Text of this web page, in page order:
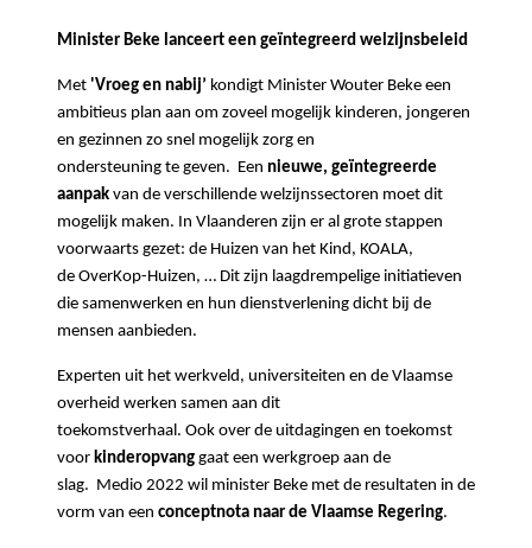
Minister Beke lanceert een geïntegreerd welzijnsbeleid
Met 'Vroeg en nabij’ kondigt Minister Wouter Beke een
ambitieus plan aan om zoveel mogelijk kinderen, jongeren
en gezinnen zo snel mogelijk zorg en
ondersteuning te geven. Een nieuwe, geïntegreerde
aanpak van de verschillende welzijnssectoren moet dit
mogelijk maken. In Vlaanderen zijn er al grote stappen
voorwaarts gezet: de Huizen van het Kind, KOALA,
de OverKop-Huizen, … Dit zijn laagdrempelige initiatieven
die samenwerken en hun dienstverlening dicht bij de
mensen aanbieden.
Experten uit het werkveld, universiteiten en de Vlaamse
overheid werken samen aan dit
toekomstverhaal. Ook over de uitdagingen en toekomst
voor kinderopvang gaat een werkgroep aan de
slag. Medio 2022 wil minister Beke met de resultaten in de
vorm van een conceptnota naar de Vlaamse Regering.